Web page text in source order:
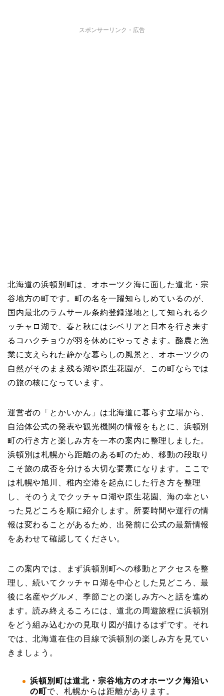
スポンサーリンク・広告
北海道の浜頓別町は、オホーツク海に面した道北・宗
谷地方の町です。町の名を一躍知らしめているのが、
国内最北のラムサール条約登録湿地として知られるク
ッチャロ湖で、春と秋にはシベリアと日本を行き来す
るコハクチョウが羽を休めにやってきます。酪農と漁
業に支えられた静かな暮らしの風景と、オホーツクの
自然がそのまま残る湖や原生花園が、この町ならでは
の旅の核になっています。
運営者の「とかいかん」は北海道に暮らす立場から、
自治体公式の発表や観光機関の情報をもとに、浜頓別
町の行き方と楽しみ方を一本の案内に整理しました。
浜頓別は札幌から距離のある町のため、移動の段取り
こそ旅の成否を分ける大切な要素になります。ここで
は札幌や旭川、稚内空港を起点にした行き方を整理
し、そのうえでクッチャロ湖や原生花園、海の幸とい
った見どころを順に紹介します。所要時間や運行の情
報は変わることがあるため、出発前に公式の最新情報
をあわせて確認してください。
この案内では、まず浜頓別町への移動とアクセスを整
理し、続いてクッチャロ湖を中心とした見どころ、最
後に名産やグルメ、季節ごとの楽しみ方へと話を進め
ます。読み終えるころには、道北の周遊旅程に浜頓別
をどう組み込むかの見取り図が描けるはずです。それ
では、北海道在住の目線で浜頓別の楽しみ方を見てい
きましょう。
浜頓別町は道北・宗谷地方のオホーツク海沿い
の町で、札幌からは距離があります。